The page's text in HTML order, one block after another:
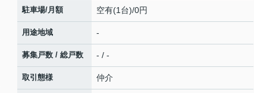
駐車場/月額 空有(1台)/0円
用途地域 -
募集戸数 / 総戸数 - / -
取引態様 仲介